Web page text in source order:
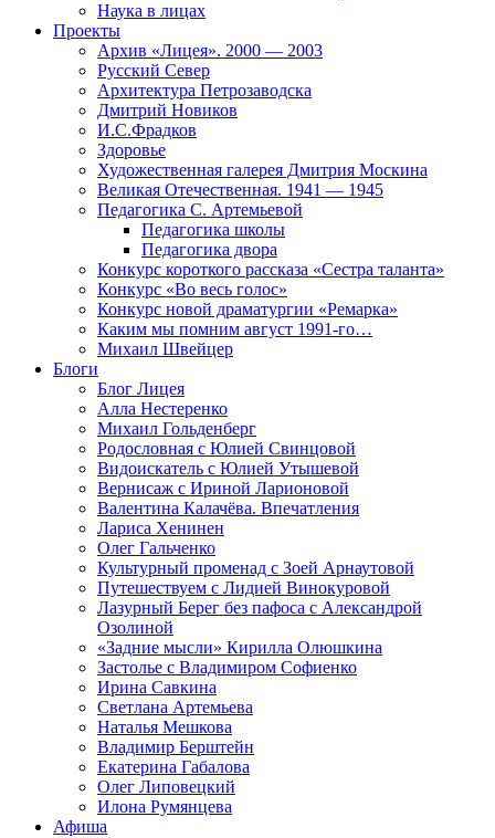
Наука в лицах
Проекты
Архив «Лицея». 2000 — 2003
Русский Север
Архитектура Петрозаводска
Дмитрий Новиков
И.С.Фрадков
Здоровье
Художественная галерея Дмитрия Москина
Великая Отечественная. 1941 — 1945
Педагогика С. Артемьевой
Педагогика школы
Педагогика двора
Конкурс короткого рассказа «Сестра таланта»
Конкурс «Во весь голос»
Конкурс новой драматургии «Ремарка»
Каким мы помним август 1991-го…
Михаил Швейцер
Блоги
Блог Лицея
Алла Нестеренко
Михаил Гольденберг
Родословная с Юлией Свинцовой
Видоискатель с Юлией Утышевой
Вернисаж с Ириной Ларионовой
Валентина Калачёва. Впечатления
Лариса Хенинен
Олег Гальченко
Культурный променад с Зоей Арнаутовой
Путешествуем с Лидией Винокуровой
Лазурный Берег без пафоса с Александрой
Озолиной
«Задние мысли» Кирилла Олюшкина
Застолье с Владимиром Софиенко
Ирина Савкина
Светлана Артемьева
Наталья Мешкова
Владимир Берштейн
Екатерина Габалова
Олег Липовецкий
Илона Румянцева
Афиша